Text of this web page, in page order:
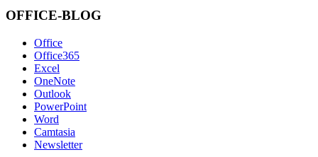
OFFICE-BLOG
Office
Office365
Excel
OneNote
Outlook
PowerPoint
Word
Camtasia
Newsletter